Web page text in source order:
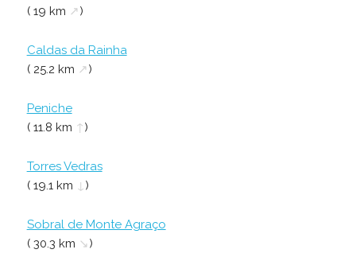
( 19 km ↗)
Caldas da Rainha
( 25.2 km ↗)
Peniche
( 11.8 km ↑)
Torres Vedras
( 19.1 km ↓)
Sobral de Monte Agraço
( 30.3 km ↘)